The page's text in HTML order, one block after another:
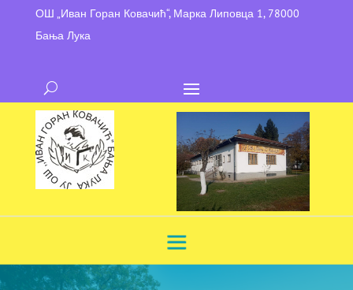
ОШ „Иван Горан Ковачић“, Марка Липовца 1, 78000
Бања Лука